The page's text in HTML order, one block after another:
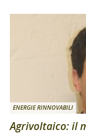
ENERGIE RINNOVABILI
Agrivoltaico: il